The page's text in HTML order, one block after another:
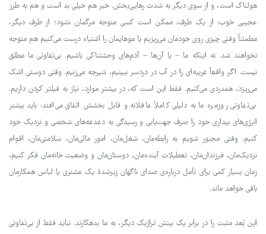
هولناک است، و از سوی دیگر به شدت رهایی‌بخش. خبر هم خیلی بد است و هم به طرز
عجیبی خوب: از یک طرف، ممکن است کسی متوجه مرگمان نشود؛ از طرف دیگر،
مطمئناً وقتی چیزی روی خودمان می‌ریزیم یا موهایمان را اشتباه درست می‌کنیم هم متوجه
نخواهند شد. نه اینکه ما – یا آن‌ها – آدم‌های وحشتناکی باشیم. بی‌تفاوتی ما مطلق
نیست. اگر واقعاً غریبه‌ای را در آب در دردسر ببینیم، شیرجه می‌زنیم. وقتی دوستی اشک
می‌ریزد، همدردی می‌کنیم. فقط این است که، در بیشتر موارد، نیاز به فیلتر کردن داریم.
بی‌تفاوتی روزمره ما به دلیلی کاملاً عاقلانه و قابل بخشش اتفاق می‌افتد: باید بیشتر
انرژی‌های بیداری خود را صرف جهت‌یابی و رسیدگی به دغدغه‌های شخصی و نزدیک خود
کنیم. وقتی مجبور شویم به رابطه‌مان، شغل‌مان، امور مالی‌مان، سلامتی‌مان، اقوام
نزدیک‌مان، فرزندان‌مان، تعطیلات آینده‌مان، دوستان‌مان و وضعیت خانه‌مان فکر کنیم،
زمان بسیار کمی برای تأمل درباره‌ی صدای ناگهان زیرشدۀ یک مشتری یا لباس همکارمان
باقی خواهد ماند.
این بُعد مثبت را در برابر یک بینش تراژیک دیگر، به ما بدهکارند. نباید فقط از بی‌تفاوتی